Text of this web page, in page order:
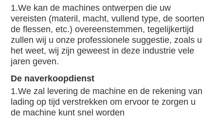
1.We kan de machines ontwerpen die uw
vereisten (materil, macht, vullend type, de soorten
de flessen, etc.) overeenstemmen, tegelijkertijd
zullen wij u onze professionele suggestie, zoals u
het weet, wij zijn geweest in deze industrie vele
jaren geven.
De naverkoopdienst
1.We zal levering de machine en de rekening van
lading op tijd verstrekken om ervoor te zorgen u
de machine kunt snel worden